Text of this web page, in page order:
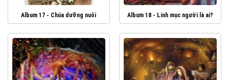
Album 17 - Chúa dưỡng nuôi Album 18 - Linh mục người là ai?